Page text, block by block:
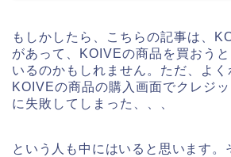
もしかしたら、こちらの記事は、
があって、KOIVEの商品を買おう
いるのかもしれません。ただ、よく
KOIVEの商品の購入画面でクレジ
に失敗してしまった、、、
という人も中にはいると思います。